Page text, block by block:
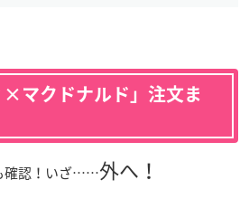
×マクドナルド」注文ま
確認！いざ……外へ！